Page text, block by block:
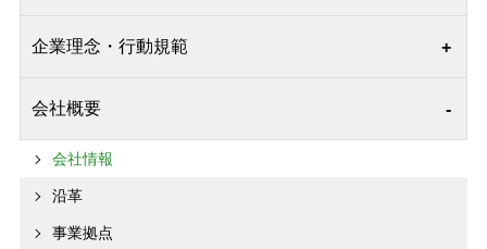
企業理念・行動規範
企業理念
透明性に関する指針
会社概要
会社情報
沿革
事業拠点